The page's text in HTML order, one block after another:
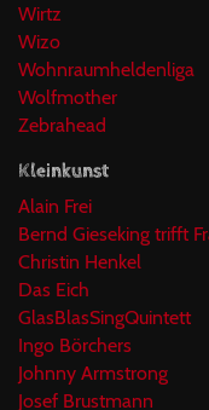
Wirtz
Wizo
Wohnraumheldenliga
Wolfmother
Zebrahead
Kleinkunst
Alain Frei
Bernd Gieseking trifft
Christin Henkel
Das Eich
GlasBlasSingQuintett
Ingo Börchers
Johnny Armstrong
Josef Brustmann